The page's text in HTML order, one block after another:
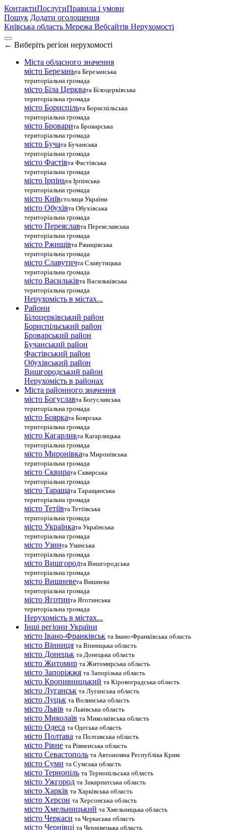
КонтактиПослугиПравила і умови
Пошук Додати оголошення
Київська область Мережа Вебсайтів Нерухомості
← Виберіть регіон нерухомості
Міста обласного значення
місто Березаньта Березанська
територіальна громада
місто Біла Церквата Білоцерківська
територіальна громада
місто Бориспільта Бориспільська
територіальна громада
місто Броварита Броварська
територіальна громада
місто Бучата Бучанська
територіальна громада
місто Фастівта Фастівська
територіальна громада
місто Ірпіньта Ірпінська
територіальна громада
місто Київстолиця України
місто Обухівта Обухівська
територіальна громада
місто Переяславта Переяславська
територіальна громада
місто Ржищівта Ржищівська
територіальна громада
місто Славутичта Славутицька
територіальна громада
місто Василькiвта Васильківська
територіальна громада
Нерухомість в містах...
Райони
Білоцерківський район
Бориспільський район
Броварський район
Бучанський район
Фастівський район
Обухівський район
Вишгородський район
Нерухомість в районах
Міста районного значення
місто Богуславта Богуславська
територіальна громада
місто Боярката Боярська
територіальна громада
місто Кагарликта Кагарлицька
територіальна громада
місто Миронівката Миронівська
територіальна громада
місто Сквирата Сквирська
територіальна громада
місто Таращата Таращанська
територіальна громада
місто Тетіївта Тетіївська
територіальна громада
місто Українката Українська
територіальна громада
місто Узинта Узинська
територіальна громада
місто Вишгородта Вишгородська
територіальна громада
місто Вишневета Вишнева
територіальна громада
місто Яготинта Яготинська
територіальна громада
Нерухомість в містах...
Інші регіони України
місто Івано-Франківськ та Івано-Франківська область
місто Вінниця та Вінницька область
місто Донецьк та Донецька область
місто Житомир та Житомирська область
місто Запоріжжя та Запорізька область
місто Кропивницький та Кіровоградська область
місто Луганськ та Луганська область
місто Луцьк та Волинська область
місто Львів та Львівська область
місто Миколаїв та Миколаївська область
місто Одеса та Одеська область
місто Полтава та Полтавська область
місто Рівне та Рівненська область
місто Севастополь та Автономна Республіка Крим
місто Суми та Сумська область
місто Тернопіль та Тернопільська область
місто Ужгород та Закарпатська область
місто Харків та Харківська область
місто Херсон та Херсонська область
місто Хмельницький та Хмельницька область
місто Черкаси та Черкаська область
місто Чернівці та Чернівецька область